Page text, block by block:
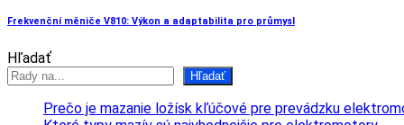
Frekvenční měniče V810: Výkon a adaptabilita pro průmysl
Hľadať
Hľadať
Prečo je mazanie ložísk kľúčové pre prevádzku